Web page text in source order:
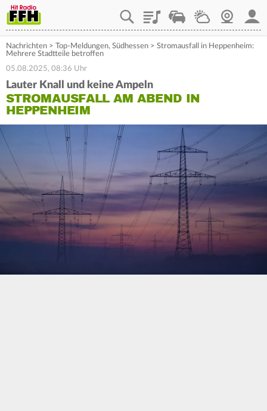
PlaylistStaupilotWetterWebcam
Nachrichten > Top-Meldungen, Südhessen > Stromausfall in Heppenheim:
Mehrere Stadtteile betroffen
05.08.2025, 08:36 Uhr
Lauter Knall und keine Ampeln
STROMAUSFALL AM ABEND IN
HEPPENHEIM